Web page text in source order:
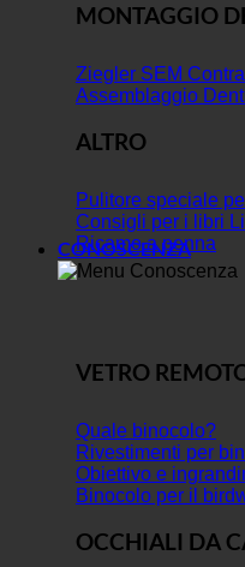
MONTAGGIO
Ziegler SEM Contra
Assemblaggio
ALTRO
Pulitore speciale
Consigli per i libri
Ricamo a penna
CONOSCENZA
VETRO
Quale binocolo?
Rivestimenti per
Obiettivo e
Binocolo per il
OCCHIALI DA